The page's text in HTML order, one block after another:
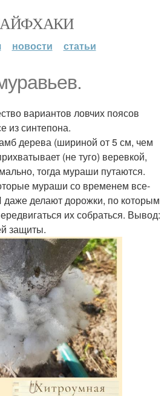
новости статьи
вариантов ловчих поясов
из синтепона.
дерева (шириной от 5 см, чем
(не туго) веревкой,
тогда мураши путаются.
мураши со временем все-
даже делают дорожки, по которым
их собраться. Вывод:
защиты.